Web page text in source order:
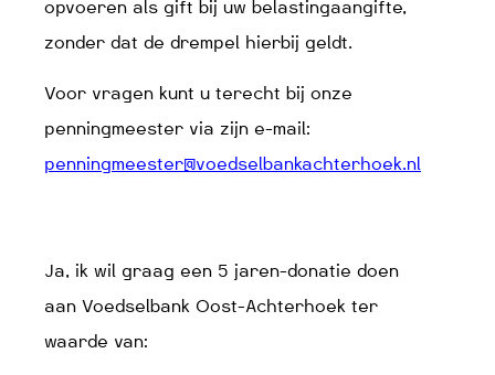
opvoeren als gift bij uw belastingaangifte,
zonder dat de drempel hierbij geldt.
Voor vragen kunt u terecht bij onze
penningmeester via zijn e-mail:
penningmeester@voedselbankachterhoek.nl
Ja, ik wil graag een 5 jaren-donatie doen
aan Voedselbank Oost-Achterhoek ter
waarde van: